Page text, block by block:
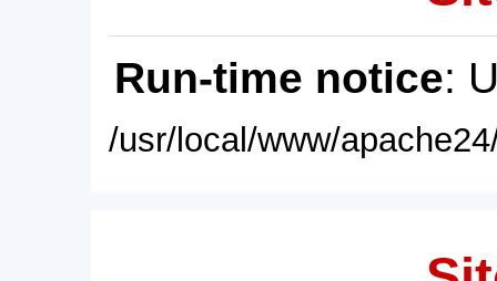
Run-time notice:
/usr/local/www/